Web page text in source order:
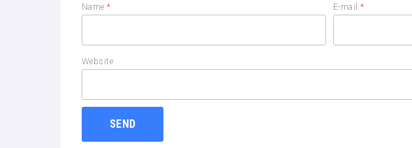
Name* E-mail*
Website